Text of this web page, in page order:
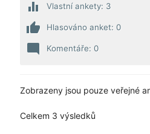
equalizer Vlastní ankety: 3
thumb_up Hlasováno anket: 0
mode_comment Komentáře: 0
Zobrazeny jsou pouze veřejné
Celkem 3 výsledků